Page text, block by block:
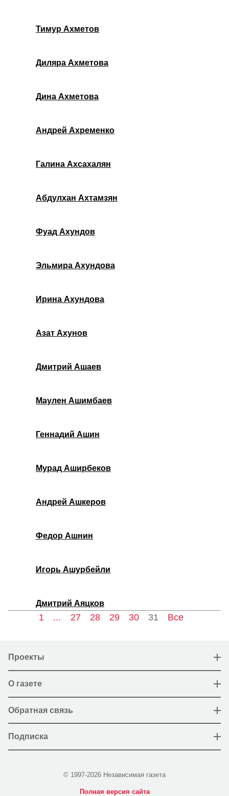
Тимур Ахметов
Диляра Ахметова
Дина Ахметова
Андрей Ахременко
Галина Ахсахалян
Абдулхан Ахтамзян
Фуад Ахундов
Эльмира Ахундова
Ирина Ахундова
Азат Ахунов
Дмитрий Ашаев
Маулен Ашимбаев
Геннадий Ашин
Мурад Аширбеков
Андрей Ашкеров
Федор Ашнин
Игорь Ашурбейли
Дмитрий Аяцков
1 ... 27 28 29 30 31 Все
Проекты
О газете
Обратная связь
Подписка
© 1997-2026 Независимая газета
Полная версия сайта